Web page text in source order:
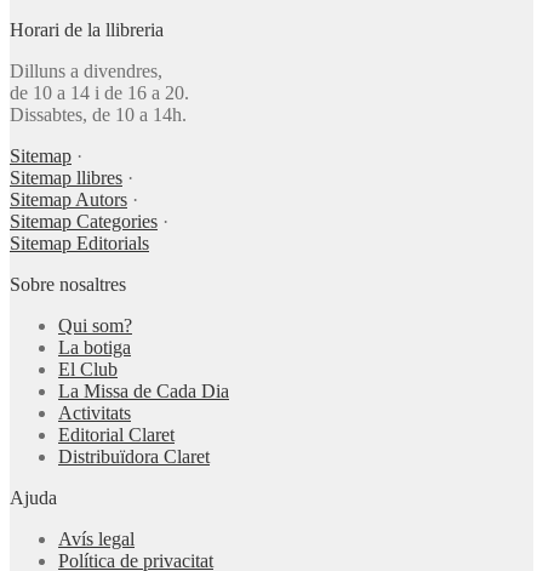
Horari de la llibreria
Dilluns a divendres,
de 10 a 14 i de 16 a 20.
Dissabtes, de 10 a 14h.
Sitemap ·
Sitemap llibres ·
Sitemap Autors ·
Sitemap Categories ·
Sitemap Editorials
Sobre nosaltres
Qui som?
La botiga
El Club
La Missa de Cada Dia
Activitats
Editorial Claret
Distribuïdora Claret
Ajuda
Avís legal
Política de privacitat